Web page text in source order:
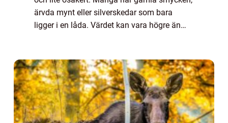
ärvda mynt eller silverskedar som bara
ligger i en låda. Värdet kan vara högre än